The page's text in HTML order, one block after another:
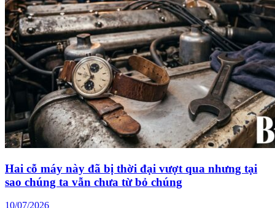
Hai cỗ máy này đã bị thời đại vượt qua nhưng tại
sao chúng ta vẫn chưa từ bỏ chúng
10/07/2026